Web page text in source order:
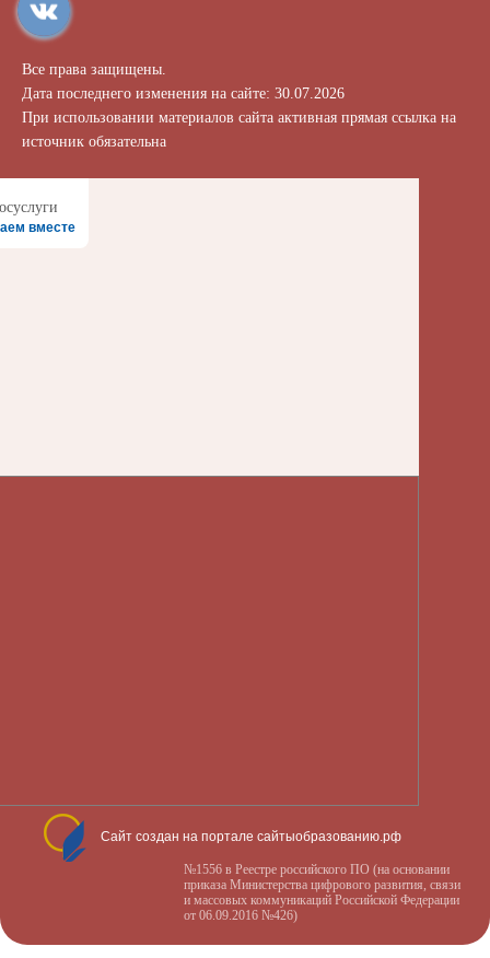
Все права защищены.
Дата последнего изменения на сайте: 30.07.2026
При использовании материалов сайта активная прямая ссылка на
источник обязательна
вместе
Сайт создан на портале сайтыобразованию.рф
№1556 в Реестре российского ПО (на основании
приказа Министерства цифрового развития, связи
и массовых коммуникаций Российской Федерации
от 06.09.2016 №426)